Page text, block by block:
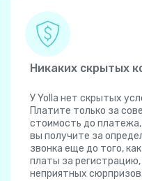
Никаких скрытых
У Yolla нет скрытых
Платите только за
стоимость до
вы получите за
звонка еще до того,
платы за
неприятных сюрпризов.